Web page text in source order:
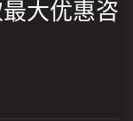
大优惠咨